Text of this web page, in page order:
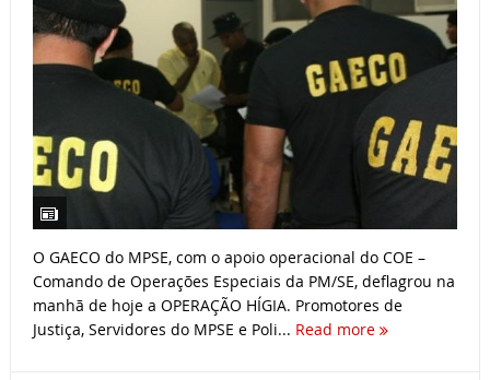
O GAECO do MPSE, com o apoio operacional do COE –
Comando de Operações Especiais da PM/SE, deflagrou na
manhã de hoje a OPERAÇÃO HÍGIA. Promotores de
Justiça, Servidores do MPSE e Poli... Read more